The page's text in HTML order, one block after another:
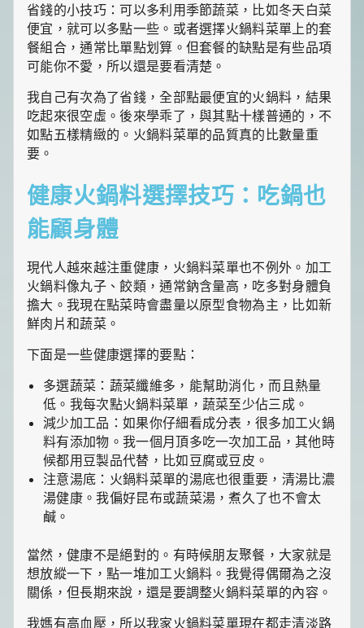
省錢的小技巧：可以多利用季節蔬菜，比如冬天白菜
便宜，就可以多點一些。或者選擇火鍋料菜單上的套
餐組合，通常比單點划算。但套餐的缺點是有些品項
可能你不愛，所以還是要看清楚。
我自己有次為了省錢，全部點最便宜的火鍋料，結果
吃起來很空虛。後來學乖了，與其點十樣普通的，不
如點五樣精緻的。火鍋料菜單的品質真的比數量重
要。
健康火鍋料選擇技巧：吃鍋也
能顧身體
現代人越來越注重健康，火鍋料菜單也不例外。加工
火鍋料像丸子、餃類，通常鈉含量高，吃多對身體負
擔大。我現在點菜時會盡量以原型食物為主，比如新
鮮肉片和蔬菜。
下面是一些健康選擇的要點：
多選蔬菜：蔬菜纖維多，能幫助消化，而且熱量
低。我每次點火鍋料菜單，蔬菜至少佔三成。
減少加工品：如果你仔細看成分表，很多加工火鍋
料有添加物。我一個月頂多吃一次加工品，其他時
候都用豆製品代替，比如豆腐或豆皮。
注意湯底：火鍋料菜單的湯底也很重要，清湯比濃
湯健康。我偏好昆布或蔬菜湯，煮久了也不會太
鹹。
當然，健康不是絕對的。有時候朋友聚餐，大家就是
想放縱一下，點一堆加工火鍋料。我覺得偶爾為之沒
關係，但長期來說，還是要調整火鍋料菜單的內容。
我媽有高血壓，所以我家火鍋料菜單現在都走清淡路